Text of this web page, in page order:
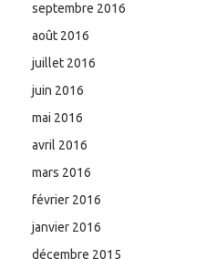
septembre 2016
août 2016
juillet 2016
juin 2016
mai 2016
avril 2016
mars 2016
février 2016
janvier 2016
décembre 2015